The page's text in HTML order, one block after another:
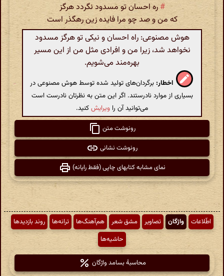
# ره احسان تو مسدود نگردد هرگز
که من و صد چو مرا فایده زین رهگذر است
هوش مصنوعی: راه احسان و نیکی تو هرگز مسدود
نخواهد شد، زیرا من و افرادی مثل من از این مسیر
بهره‌مند می‌شویم.
اخطار: برگردان‌های تولید شده توسط هوش مصنوعی در
بسیاری از موارد نادرستند. اگر این متن به نظرتان نادرست است
می‌توانید آن را ویرایشکنید.
رونوشت متن
رونوشت نشانی
نمای مشابه کتابهای چاپی (فقط رایانه)
اطّلاعات واژگان تصاویر مشق شعر هم‌آهنگ‌ها ترانه‌ها
روند بازدیدها
حاشیه‌ها
محاسبهٔ بسامد واژگان